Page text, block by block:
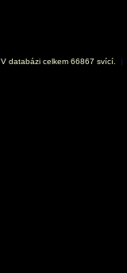
V databázi celkem 66867 svící. |